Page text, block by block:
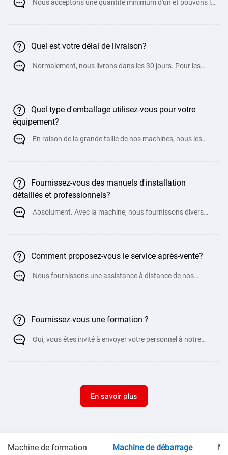
Quel est votre délai de livraison?
Quel type d'emballage utilisez-vous pour votre
équipement?
Fournissez-vous des manuels d'installation
détaillés et professionnels?
Comment proposez-vous le service après-vente?
Fournissez-vous une formation ?
En savoir plus
Machine de formation Machine de débarrage